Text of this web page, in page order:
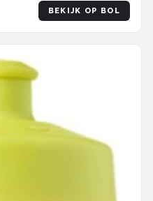
BEKIJK OP BOL